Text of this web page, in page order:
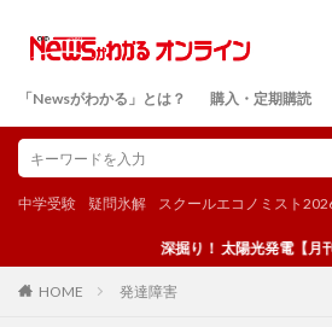
「Newsがわかる」とは？ 購入・定期購読
中学受験 疑問氷解 スクールエコノミスト
深掘り！ 太陽光発電【月
HOME 発達障害
検索